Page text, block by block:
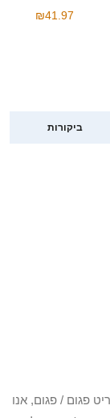
₪41.97
ביקורות
או שקיבלת פריט פגום / פגום, אנו